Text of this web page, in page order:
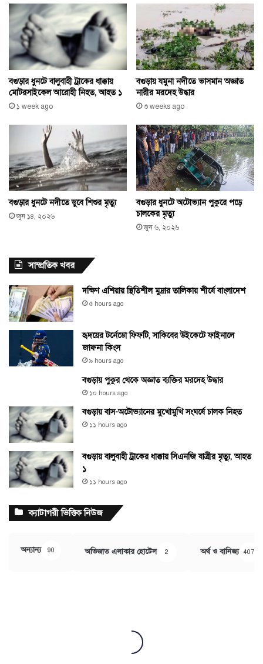
বগুড়ার ধুনটে বালুবাহী ট্রাকের ধাক্কায়
মোটরসাইকেল আরোহী নিহত, আহত ১
১ week ago
বগুড়ায় যমুনা নদীতে ভাসমান অজ্ঞাত
নারীর মরদেহ উদ্ধার
৩ weeks ago
বগুড়ার ধুনটে নদীতে ডুবে শিশুর মৃত্যু
জুন ১৪, ২০২৬
বগুড়ার ধুনটে অটোভ্যান পুকুরে পড়ে
চালকের মৃত্যু
জুন ৬, ২০২৬
সাম্প্রতিক খবর
দক্ষিণ এশিয়ায় স্থিতিশীল মুদ্রার তালিকায় শীর্ষে বাংলাদেশ
৫ hours ago
হৃদয়ের টর্নেডো ফিফটি, সাকিবের উইকেটে ফাইনালে
জাফনা কিংস
৯ hours ago
বগুড়ায় পুকুর থেকে অজ্ঞাত ব্যক্তির মরদেহ উদ্ধার
১০ hours ago
বগুড়ায় বাস-অটোভ্যানের মুখোমুখি সংঘর্ষে চালক নিহত
১১ hours ago
বগুড়ায় বালুবাহী ট্রাকের ধাক্কায় সিএনজি যাত্রীর মৃত্যু, আহত
১
১১ hours ago
ক্যাটাগরী ভিত্তিক নিউজ
অন্যান্য 90 অভিজাত এলাকার হোটেল 2 অর্থ ও বানিজ্য 407